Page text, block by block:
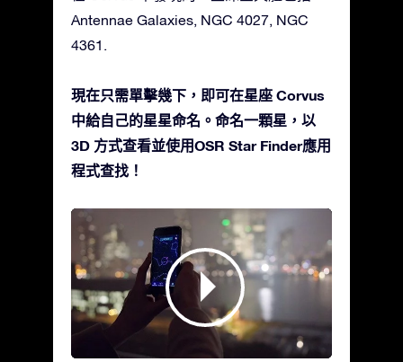
Antennae Galaxies, NGC 4027, NGC
4361.
現在只需單擊幾下，即可在星座 Corvus
中給自己的星星命名。命名一顆星，以
3D 方式查看並使用OSR Star Finder應用
程式查找！